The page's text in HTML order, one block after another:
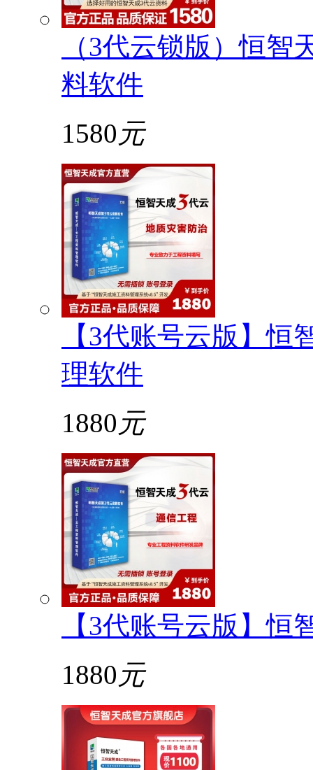
（3代云锁版）恒
料软件
1580 元
【3代账号云版】
理软件
1880 元
【3代账号云版】
1880 元